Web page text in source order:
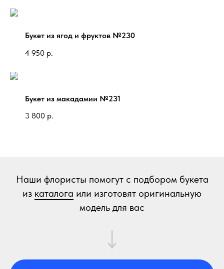
Букет из ягод и фруктов №230
4 950 р.
Букет из макадамии №231
3 800 р.
Наши флористы помогут с подбором букета
из каталога или изготовят оригинальную
модель для вас